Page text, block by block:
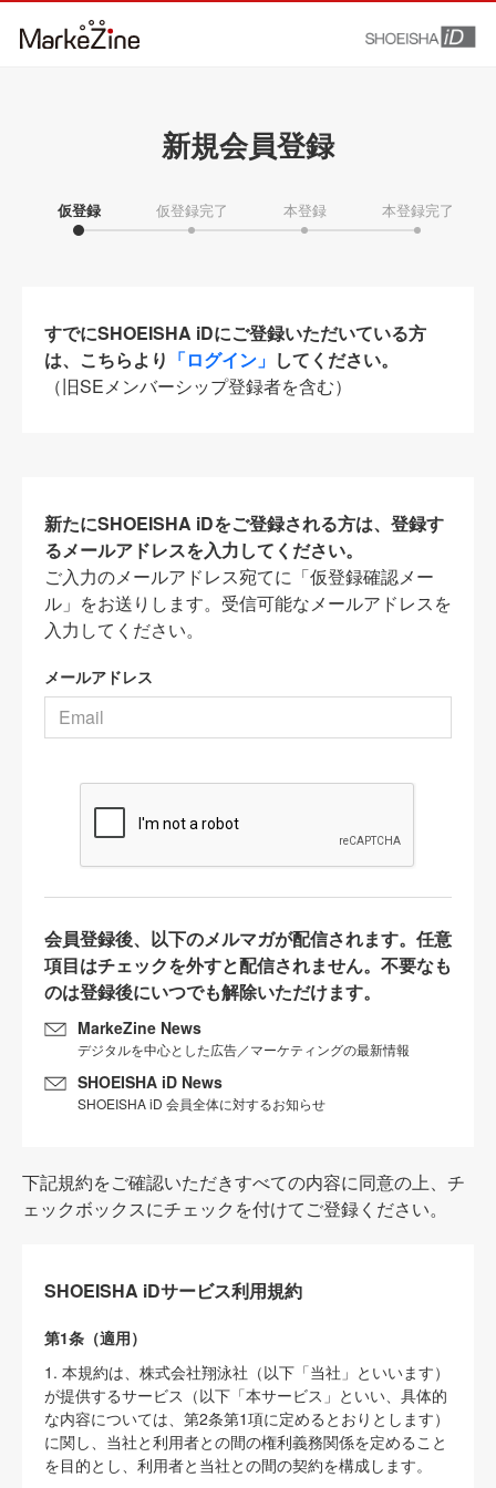
新規会員登録
仮登録 仮登録完了 本登録 本登録完了
すでにSHOEISHA iDにご登録いただいている方
は、こちらより 「ログイン」 してください。
（旧SEメンバーシップ登録者を含む）
新たにSHOEISHA iDをご登録される方は、登録す
るメールアドレスを入力してください。
ご入力のメールアドレス宛てに「仮登録確認メー
ル」をお送りします。受信可能なメールアドレスを
入力してください。
メールアドレス
会員登録後、以下のメルマガが配信されます。任意
項目はチェックを外すと配信されません。不要なも
のは登録後にいつでも解除いただけます。
MarkeZine News
デジタルを中心とした広告／マーケティングの最新情報
SHOEISHA iD News
SHOEISHA iD 会員全体に対するお知らせ
下記規約をご確認いただきすべての内容に同意の上、チ
ェックボックスにチェックを付けてご登録ください。
SHOEISHA iDサービス利用規約
第1条（適用）
1. 本規約は、株式会社翔泳社（以下「当社」といいます）
が提供するサービス（以下「本サービス」といい、具体的
な内容については、第2条第1項に定めるとおりとします）
に関し、当社と利用者との間の権利義務関係を定めること
を目的とし、利用者と当社との間の契約を構成します。